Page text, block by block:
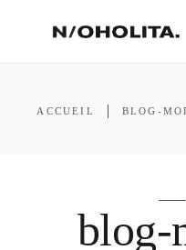
ACCUEIL BLOG-
blog-